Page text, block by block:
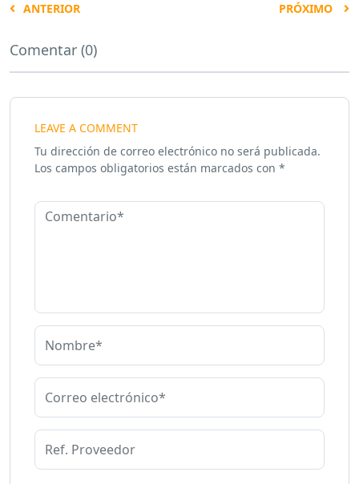
ANTERIOR PRÓXIMO
Comentar (0)
LEAVE A COMMENT
Tu dirección de correo electrónico no será publicada.
Los campos obligatorios están marcados con *